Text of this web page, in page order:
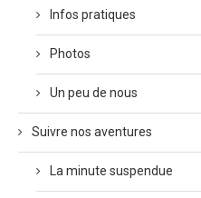
Infos pratiques
Photos
Un peu de nous
Suivre nos aventures
La minute suspendue